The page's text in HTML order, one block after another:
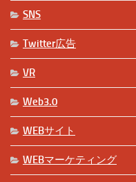
SNS
Twitter広告
VR
Web3.0
WEBサイト
WEBマーケティング